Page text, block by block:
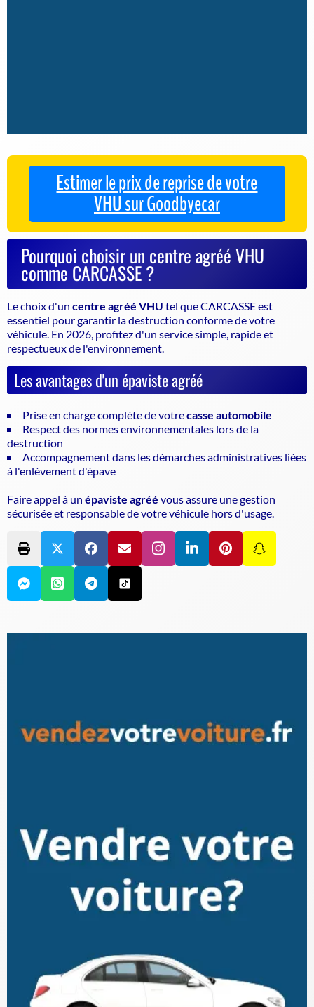
Estimer le prix de reprise de votre
VHU sur Goodbyecar
Pourquoi choisir un centre agréé VHU
comme CARCASSE ?
Le choix d'un centre agréé VHU tel que CARCASSE est
essentiel pour garantir ladestruction conforme de votre
véhicule . En 2026, profitez d'un service simple, rapide et
respectueux de l'environnement.
Les avantages d'un épaviste agréé
Prise en charge complète de votrecasse automobile
Respect des normes environnementales lors de la
destruction
Accompagnement dans les démarches administratives liées
à l'enlèvement d'épave
Faire appel à un épaviste agréé vous assure une gestion
sécurisée et responsable de votre véhicule hors d'usage.